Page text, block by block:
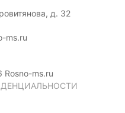
д. 32
ms.ru
ms.ru